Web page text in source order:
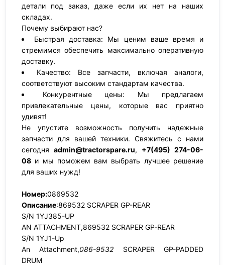
детали под заказ, даже если их нет на наших
складах.
Почему выбирают нас?
Быстрая доставка: Мы ценим ваше время и
стремимся обеспечить максимально оперативную
доставку.
Качество: Все запчасти, включая аналоги,
соответствуют высоким стандартам качества.
Конкурентные цены: Мы предлагаем
привлекательные цены, которые вас приятно
удивят!
Не упустите возможность получить надежные
запчасти для вашей техники. Свяжитесь с нами
сегодня admin@tractorspare.ru, +7(495) 274-06-
08 и мы поможем вам выбрать лучшее решение
для ваших нужд!
Номер:0869532
Описание:869532 SCRAPER GP-REAR
S/N 1YJ385-UP
AN ATTACHMENT,869532 SCRAPER GP-REAR
S/N 1YJ1-Up
An Attachment,086-9532 SCRAPER GP-PADDED
DRUM